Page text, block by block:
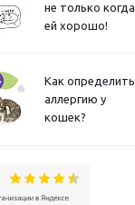
не только когда
ей хорошо!
Как определить
аллергию у
кошек?